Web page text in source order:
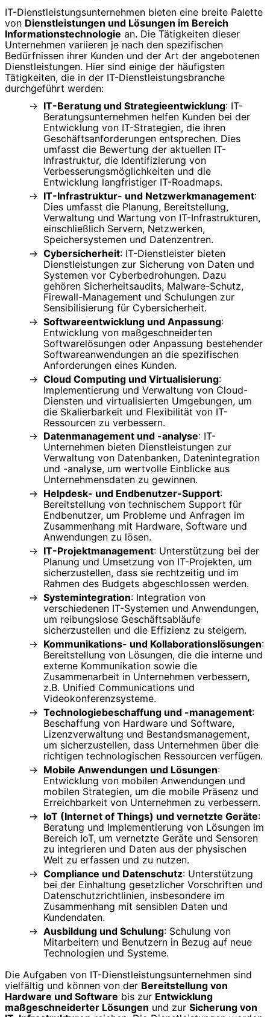
IT-Dienstleistungsunternehmen bieten eine breite Palette
von Dienstleistungen und Lösungen im Bereich
Informationstechnologie an. Die Tätigkeiten dieser
Unternehmen variieren je nach den spezifischen
Bedürfnissen ihrer Kunden und der Art der angebotenen
Dienstleistungen. Hier sind einige der häufigsten
Tätigkeiten, die in der IT-Dienstleistungsbranche
durchgeführt werden:
IT-Beratung und Strategieentwicklung: IT-
Beratungsunternehmen helfen Kunden bei der
Entwicklung von IT-Strategien, die ihren
Geschäftsanforderungen entsprechen. Dies
umfasst die Bewertung der aktuellen IT-
Infrastruktur, die Identifizierung von
Verbesserungsmöglichkeiten und die
Entwicklung langfristiger IT-Roadmaps.
IT-Infrastruktur- und Netzwerkmanagement:
Dies umfasst die Planung, Bereitstellung,
Verwaltung und Wartung von IT-Infrastrukturen,
einschließlich Servern, Netzwerken,
Speichersystemen und Datenzentren.
Cybersicherheit: IT-Dienstleister bieten
Dienstleistungen zur Sicherung von Daten und
Systemen vor Cyberbedrohungen. Dazu
gehören Sicherheitsaudits, Malware-Schutz,
Firewall-Management und Schulungen zur
Sensibilisierung für Cybersicherheit.
Softwareentwicklung und Anpassung:
Entwicklung von maßgeschneiderten
Softwarelösungen oder Anpassung bestehender
Softwareanwendungen an die spezifischen
Anforderungen eines Kunden.
Cloud Computing und Virtualisierung:
Implementierung und Verwaltung von Cloud-
Diensten und virtualisierten Umgebungen, um
die Skalierbarkeit und Flexibilität von IT-
Ressourcen zu verbessern.
Datenmanagement und -analyse: IT-
Unternehmen bieten Dienstleistungen zur
Verwaltung von Datenbanken, Datenintegration
und -analyse, um wertvolle Einblicke aus
Unternehmensdaten zu gewinnen.
Helpdesk- und Endbenutzer-Support:
Bereitstellung von technischem Support für
Endbenutzer, um Probleme und Anfragen im
Zusammenhang mit Hardware, Software und
Anwendungen zu lösen.
IT-Projektmanagement: Unterstützung bei der
Planung und Umsetzung von IT-Projekten, um
sicherzustellen, dass sie rechtzeitig und im
Rahmen des Budgets abgeschlossen werden.
Systemintegration: Integration von
verschiedenen IT-Systemen und Anwendungen,
um reibungslose Geschäftsabläufe
sicherzustellen und die Effizienz zu steigern.
Kommunikations- und Kollaborationslösungen:
Bereitstellung von Lösungen, die die interne und
externe Kommunikation sowie die
Zusammenarbeit in Unternehmen verbessern,
z.B. Unified Communications und
Videokonferenzsysteme.
Technologiebeschaffung und -management:
Beschaffung von Hardware und Software,
Lizenzverwaltung und Bestandsmanagement,
um sicherzustellen, dass Unternehmen über die
richtigen technologischen Ressourcen verfügen.
Mobile Anwendungen und Lösungen:
Entwicklung von mobilen Anwendungen und
mobilen Strategien, um die mobile Präsenz und
Erreichbarkeit von Unternehmen zu verbessern.
IoT (Internet of Things) und vernetzte Geräte:
Beratung und Implementierung von Lösungen im
Bereich IoT, um vernetzte Geräte und Sensoren
zu integrieren und Daten aus der physischen
Welt zu erfassen und zu nutzen.
Compliance und Datenschutz: Unterstützung
bei der Einhaltung gesetzlicher Vorschriften und
Datenschutzrichtlinien, insbesondere im
Zusammenhang mit sensiblen Daten und
Kundendaten.
Ausbildung und Schulung: Schulung von
Mitarbeitern und Benutzern in Bezug auf neue
Technologien und Systeme.
Die Aufgaben von IT-Dienstleistungsunternehmen sind
vielfältig und können von der Bereitstellung von
Hardware und Software bis zur Entwicklung
maßgeschneiderter Lösungen und zur Sicherung von